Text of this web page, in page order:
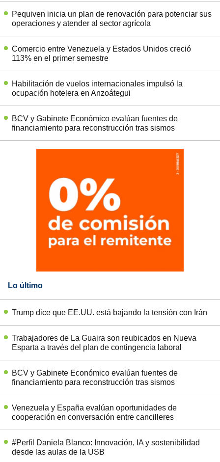
Pequiven inicia un plan de renovación para potenciar sus
operaciones y atender al sector agrícola
Comercio entre Venezuela y Estados Unidos creció
113% en el primer semestre
Habilitación de vuelos internacionales impulsó la
ocupación hotelera en Anzoátegui
BCV y Gabinete Económico evalúan fuentes de
financiamiento para reconstrucción tras sismos
Lo último
Trump dice que EE.UU. está bajando la tensión con Irán
Trabajadores de La Guaira son reubicados en Nueva
Esparta a través del plan de contingencia laboral
BCV y Gabinete Económico evalúan fuentes de
financiamiento para reconstrucción tras sismos
Venezuela y España evalúan oportunidades de
cooperación en conversación entre cancilleres
#Perfil Daniela Blanco: Innovación, IA y sostenibilidad
desde las aulas de la USB